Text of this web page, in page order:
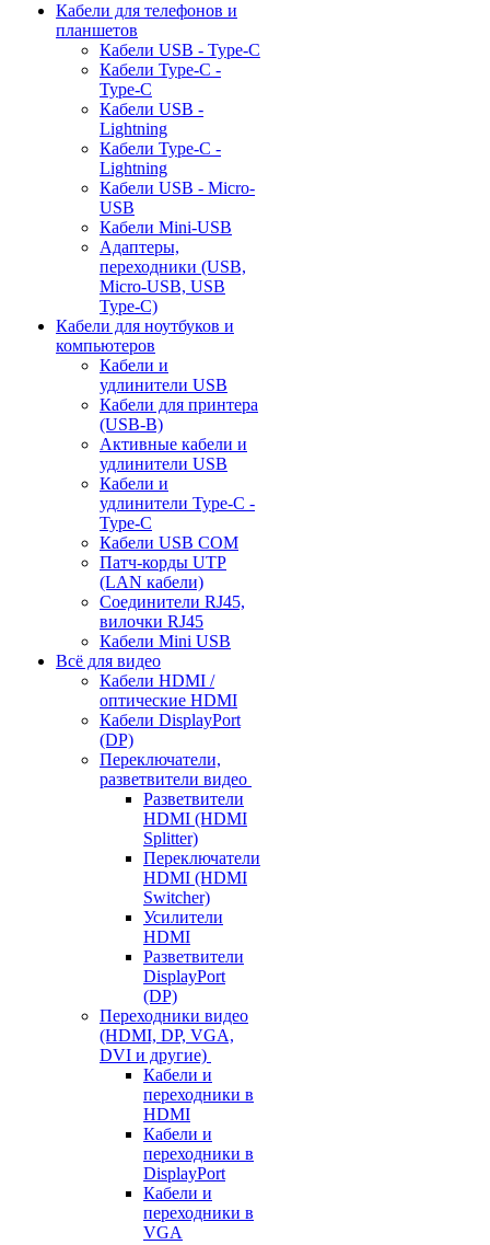
Кабели для телефонов и
планшетов
Кабели USB - Type-C
Кабели Type-C -
Type-C
Кабели USB -
Lightning
Кабели Type-C -
Lightning
Кабели USB - Micro-
USB
Кабели Mini-USB
Адаптеры,
переходники (USB,
Micro-USB, USB
Type-C)
Кабели для ноутбуков и
компьютеров
Кабели и
удлинители USB
Кабели для принтера
(USB-B)
Активные кабели и
удлинители USB
Кабели и
удлинители Type-C -
Type-C
Кабели USB COM
Патч-корды UTP
(LAN кабели)
Соединители RJ45,
вилочки RJ45
Кабели Mini USB
Всё для видео
Кабели HDMI /
оптические HDMI
Кабели DisplayPort
(DP)
Переключатели,
разветвители видео
Разветвители
HDMI (HDMI
Splitter)
Переключатели
HDMI (HDMI
Switcher)
Усилители
HDMI
Разветвители
DisplayPort
(DP)
Переходники видео
(HDMI, DP, VGA,
DVI и другие)
Кабели и
переходники в
HDMI
Кабели и
переходники в
DisplayPort
Кабели и
переходники в
VGA